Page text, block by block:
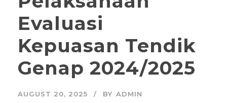
Evaluasi
Kepuasan Tendik
Genap 2024/2025
AUGUST 20, 2025 BY ADMIN